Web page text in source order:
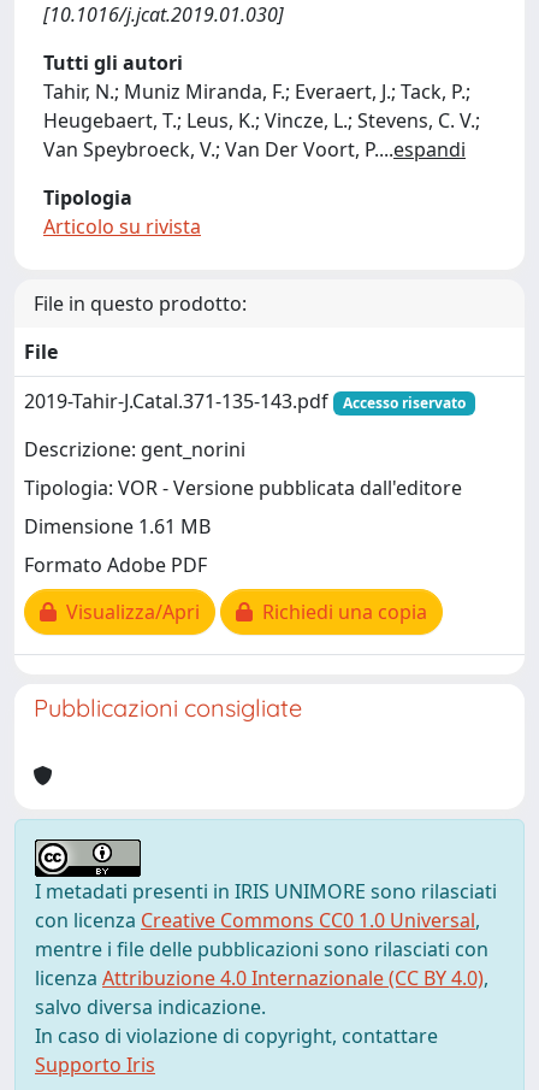
[10.1016/j.jcat.2019.01.030]
Tutti gli autori
Tahir, N.; Muniz Miranda, F.; Everaert, J.; Tack, P.;
Heugebaert, T.; Leus, K.; Vincze, L.; Stevens, C. V.;
Van Speybroeck, V.; Van Der Voort, P....espandi
Tipologia
Articolo su rivista
File in questo prodotto:
File
2019-Tahir-J.Catal.371-135-143.pdf
Accesso riservato
Descrizione: gent_norini
Tipologia: VOR - Versione pubblicata dall'editore
Dimensione 1.61 MB
Formato Adobe PDF
Visualizza/Apri
Richiedi una copia
Pubblicazioni consigliate
I metadati presenti in IRIS UNIMORE sono rilasciati
con licenza Creative Commons CC0 1.0 Universal,
mentre i file delle pubblicazioni sono rilasciati con
licenza Attribuzione 4.0 Internazionale (CC BY 4.0),
salvo diversa indicazione.
In caso di violazione di copyright, contattare
Supporto Iris